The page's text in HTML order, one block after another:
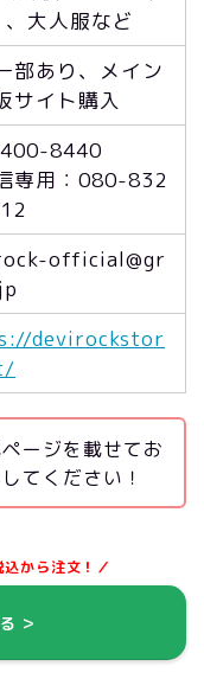
、大人服など
部あり、メイン
サイト購入
8440
専用：080-832
official@gr
devirockstor
ージを載せてお
てください！
から注文！／
＞